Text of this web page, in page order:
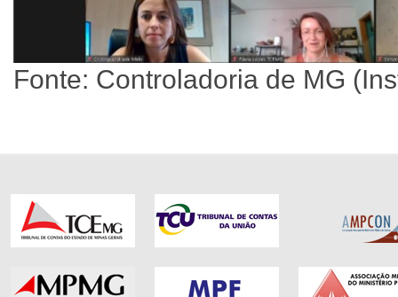
Fonte: Controladoria de MG